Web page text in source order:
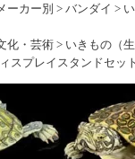
ーカー別 > バンダイ >
化・芸術> いきもの（
スプレイスタンドセット